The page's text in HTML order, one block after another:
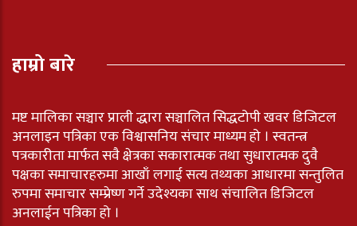
हाम्रो बारे
मष्ट मालिका सञ्चार प्राली द्धारा सञ्चालित सिद्धटोपी खवर डिजिटल
अनलाइन पत्रिका एक विश्वासनिय संचार माध्यम हो । स्वतन्त्र
पत्रकारीता मार्फत सवै क्षेत्रका सकारात्मक तथा सुधारात्मक दुवै
पक्षका समाचारहरुमा आखाँ लगाई सत्य तथ्यका आधारमा सन्तुलित
रुपमा समाचार सम्प्रेष्ण गर्ने उदेश्यका साथ संचालित डिजिटल
अनलाईन पत्रिका हो ।